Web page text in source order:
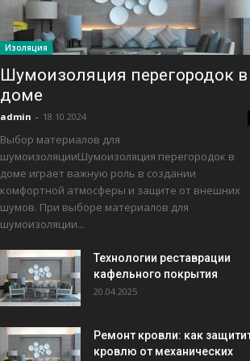
Изоляция
Шумоизоляция перегородок в
доме
admin - 18.10.2024
Выбор материалов для
шумоизоляцииШумоизоляция перегородок в
доме играет важную роль в создании
комфортной атмосферы и защите от внешних
шумов. При выборе материалов для
шумоизоляции...
Технологии реставрации
кафельного покрытия
20.04.2025
Ремонт кровли: как
кровлю от механических